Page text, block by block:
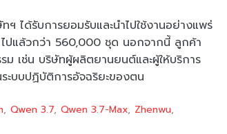
ได้รับการยอมรับและนำไปใช้งานอย่างแพร่
ปแล้วกว่า 560,000 ชุด นอกจากนี้ ลูกค้า
เช่น บริษัทผู้ผลิตยานยนต์และผู้ให้บริการ
ะบบปฏิบัติการอัจฉริยะของตน
Qwen 3.7 Qwen 3.7-Max Zhenwu